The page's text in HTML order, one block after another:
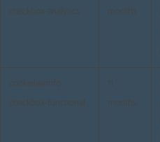
checkbox-analytics
months
cookielawinfo-
checkbox-functional
11
months